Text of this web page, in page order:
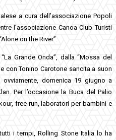
a cura dell’associazione Popoli
l’associazione Canoa Club Turisti
on the River”.
Grande Onda”, dalla “Mossa del
con Tonino Carotone sancita a suon
ovviamente, domenica 19 giugno a
Per l’occasione la Buca del Palio
free run, laboratori per bambini e
i tempi, Rolling Stone Italia lo ha